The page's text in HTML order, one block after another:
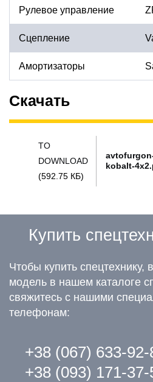
Рулевое управление
Сцепление
Амортизаторы
Скачать
TO
DOWNLOAD
(592.75 КБ)
kobalt-
Купить
Чтобы купить
модель в нашем каталоге
свяжитесь с нашими
телефонам:
+38 (067) 633-92-
+38 (093) 171-37-